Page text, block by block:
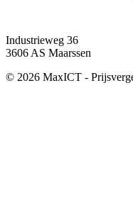
Industrieweg 36
3606 AS Maarssen
© 2026 MaxICT -